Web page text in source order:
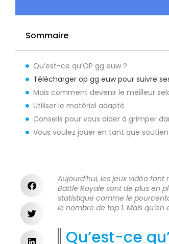
Sommaire
Qu’est-ce qu’OP gg euw ?
Télécharger op gg euw pour suivre
Mais comment devenir le meilleur
Utiliser le matériel adapté
Conseils pour vous aider à grimper
Vous voulez jouer en tant que
Aujourd’hui, les jeux vidéo font
Battle Royale sont de plus en
statistique comme le
le nombre de top 1. Mais qu’en
Qu’est-ce